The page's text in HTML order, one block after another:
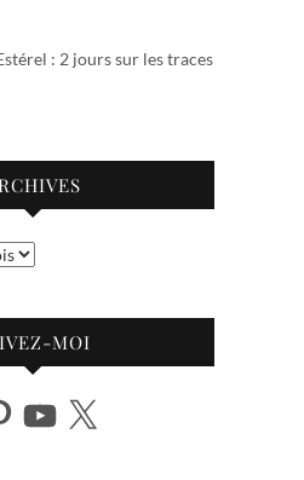
: 2 jours sur les traces
MOI
YouTube
X